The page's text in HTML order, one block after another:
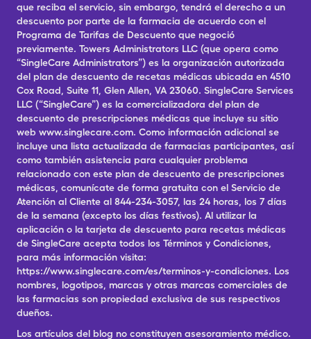
que reciba el servicio, sin embargo, tendrá el derecho a un
descuento por parte de la farmacia de acuerdo con el
Programa de Tarifas de Descuento que negoció
previamente. Towers Administrators LLC (que opera como
“SingleCare Administrators”) es la organización autorizada
del plan de descuento de recetas médicas ubicada en 4510
Cox Road, Suite 11, Glen Allen, VA 23060. SingleCare Services
LLC (“SingleCare”) es la comercializadora del plan de
descuento de prescripciones médicas que incluye su sitio
web www.singlecare.com. Como información adicional se
incluye una lista actualizada de farmacias participantes, así
como también asistencia para cualquier problema
relacionado con este plan de descuento de prescripciones
médicas, comunícate de forma gratuita con el Servicio de
Atención al Cliente al 844-234-3057, las 24 horas, los 7 días
de la semana (excepto los días festivos). Al utilizar la
aplicación o la tarjeta de descuento para recetas médicas
de SingleCare acepta todos los Términos y Condiciones,
para más información visita:
https://www.singlecare.com/es/terminos-y-condiciones. Los
nombres, logotipos, marcas y otras marcas comerciales de
las farmacias son propiedad exclusiva de sus respectivos
dueños.
Los artículos del blog no constituyen asesoramiento médico.